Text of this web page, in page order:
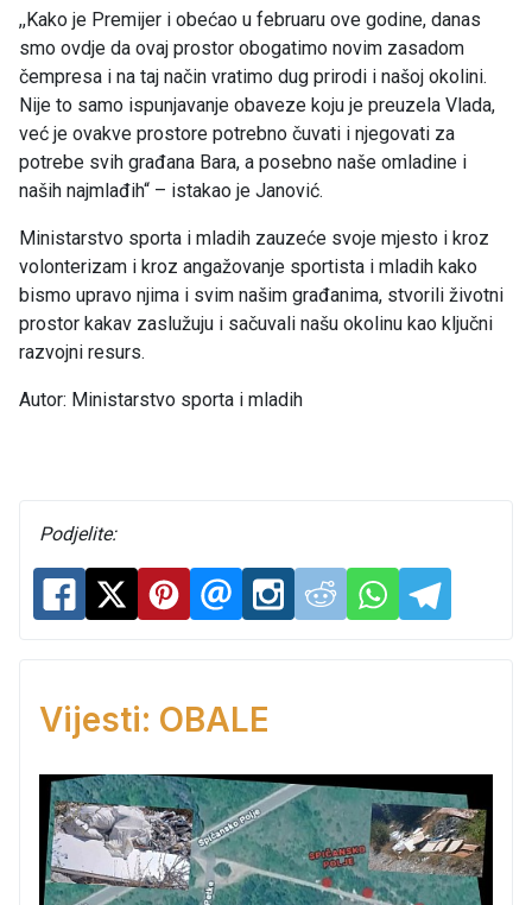
,,Kako je Premijer i obećao u februaru ove godine, danas
smo ovdje da ovaj prostor obogatimo novim zasadom
čempresa i na taj način vratimo dug prirodi i našoj okolini.
Nije to samo ispunjavanje obaveze koju je preuzela Vlada,
već je ovakve prostore potrebno čuvati i njegovati za
potrebe svih građana Bara, a posebno naše omladine i
naših najmlađih“ – istakao je Janović.
Ministarstvo sporta i mladih zauzeće svoje mjesto i kroz
volonterizam i kroz angažovanje sportista i mladih kako
bismo upravo njima i svim našim građanima, stvorili životni
prostor kakav zaslužuju i sačuvali našu okolinu kao ključni
razvojni resurs.
Autor: Ministarstvo sporta i mladih
Podjelite:
Vijesti: OBALE